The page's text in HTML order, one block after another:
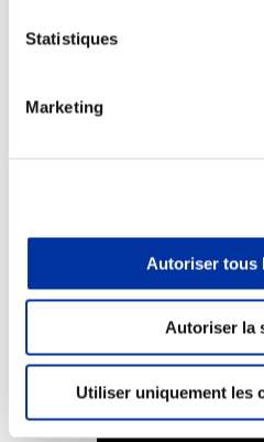
Statistiques
Marketing
Autoriser tous
Autoriser la
Utiliser uniquement les
Alimentation de